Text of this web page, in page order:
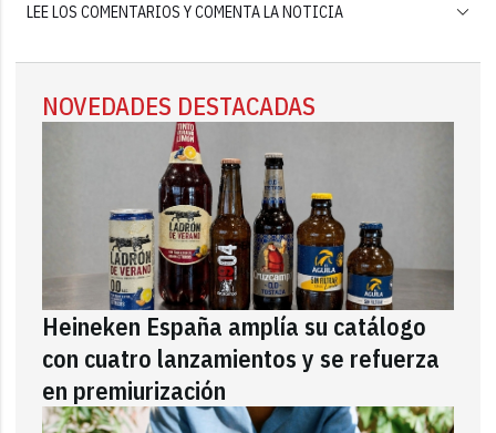
LEE LOS COMENTARIOS Y COMENTA LA NOTICIA
NOVEDADES DESTACADAS
Heineken España amplía su catálogo
con cuatro lanzamientos y se refuerza
en premiurización